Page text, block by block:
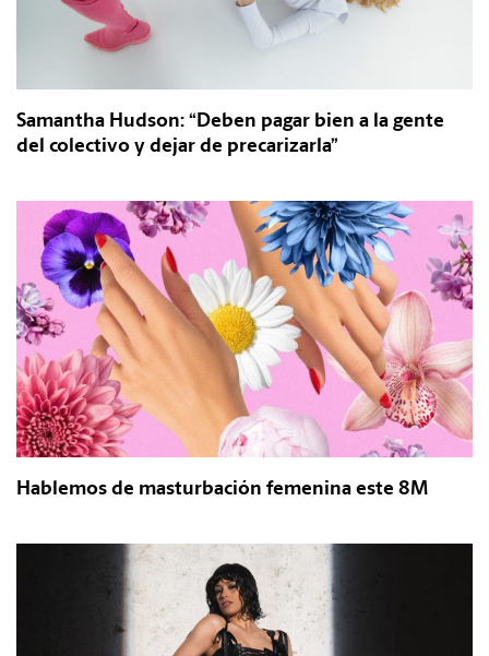
Samantha Hudson: “Deben pagar bien a la gente
del colectivo y dejar de precarizarla”
Hablemos de masturbación femenina este 8M